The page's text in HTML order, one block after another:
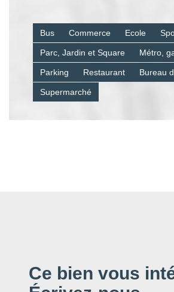
Bus Commerce Ecole
Parc, Jardin et Square Métro,
Parking Restaurant Bureau
Supermarché
Ce bien vous